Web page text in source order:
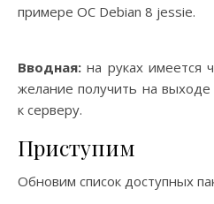
примере OC Debian 8 jessie.
Вводная: на руках имеется
желание получить на
к серверу.
Приступим
Обновим список доступных